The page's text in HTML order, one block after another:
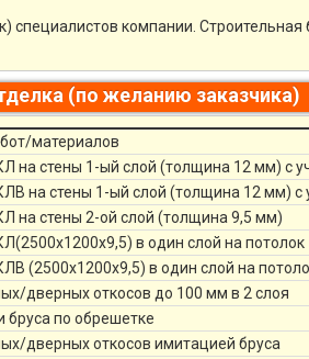
специалистов компании.
(по желанию заказчика)
материалов
на стены 1-ый слой (толщина 12 мм) с
на стены 1-ый слой (толщина 12 мм) с
на стены 2-ой слой (толщина 9,5 мм)
в один слой на потолок
(2500х1200х9,5) в один слой на
дверных откосов до 100 мм в 2 слоя
по обрешетке
дверных откосов имитацией бруса